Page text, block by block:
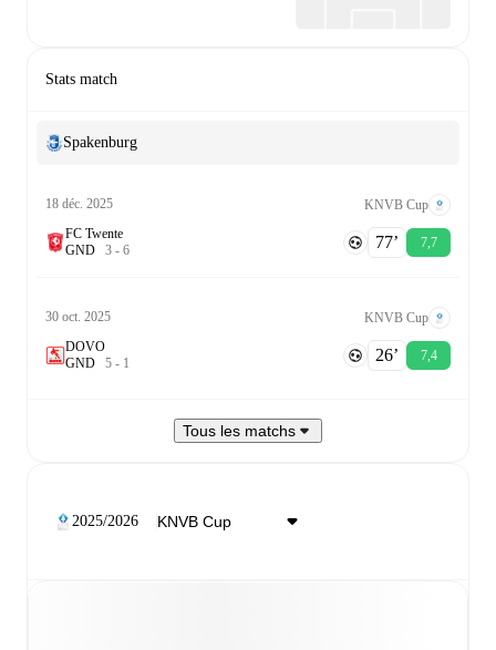
Stats match
Spakenburg
18 déc. 2025
KNVB Cup
FC Twente
GND 3 - 6 77‎’‎ 7,7
30 oct. 2025
KNVB Cup
DOVO
GND 5 - 1 26‎’‎ 7,4
Tous les matchs
2025/2026